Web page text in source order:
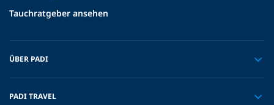
Tauchratgeber ansehen
ÜBER PADI
PADI TRAVEL